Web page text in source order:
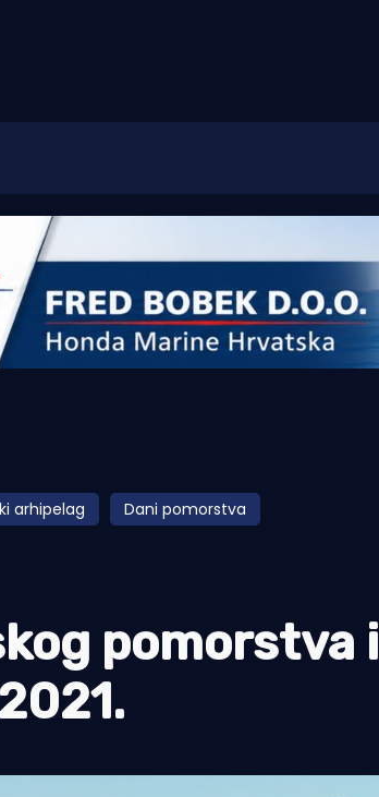
arhipelag Dani pomorstva
pomorstva i